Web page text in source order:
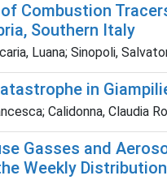
Combustion
Southern Italy
Luana; Sinopoli,
in
Calidonna, Claudia
Gasses and
Weekly